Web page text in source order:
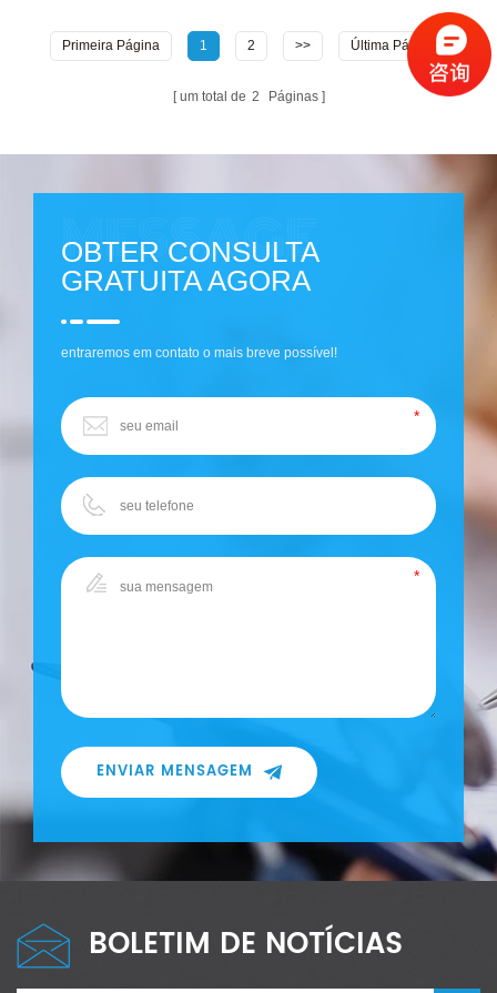
Primeira Página 1 2 >> Última Página
um total de 2 Páginas
OBTER CONSULTA
GRATUITA AGORA
entraremos em contato o mais breve possível!
ENVIAR MENSAGEM
BOLETIM DE NOTÍCIAS